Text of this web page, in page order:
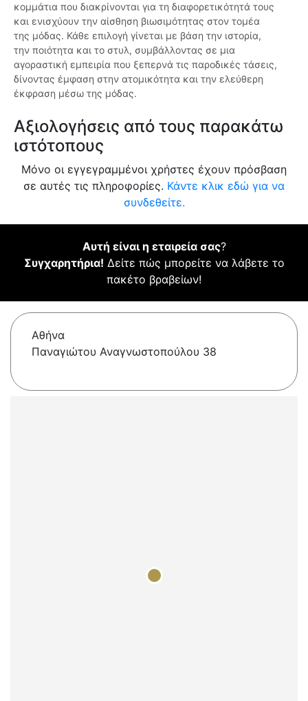
κομμάτια που διακρίνονται για τη διαφορετικότητά τους
και ενισχύουν την αίσθηση βιωσιμότητας στον τομέα
της μόδας. Κάθε επιλογή γίνεται με βάση την ιστορία,
την ποιότητα και το στυλ, συμβάλλοντας σε μια
αγοραστική εμπειρία που ξεπερνά τις παροδικές τάσεις,
δίνοντας έμφαση στην ατομικότητα και την ελεύθερη
έκφραση μέσω της μόδας.
Αξιολογήσεις από τους παρακάτω
ιστότοπους
Μόνο οι εγγεγραμμένοι χρήστες έχουν πρόσβαση
σε αυτές τις πληροφορίες. Κάντε κλικ εδώ για να
συνδεθείτε.
Αυτή είναι η εταιρεία σας?
Συγχαρητήρια! Δείτε πώς μπορείτε να λάβετε το
πακέτο βραβείων!
Αθήνα
Παναγιώτου Αναγνωστοπούλου 38